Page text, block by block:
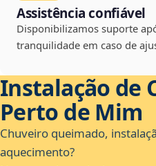
Assistência confiável
Disponibilizamos suporte
tranquilidade em caso de
Instalação de
Perto de Mim
Chuveiro queimado,
aquecimento?